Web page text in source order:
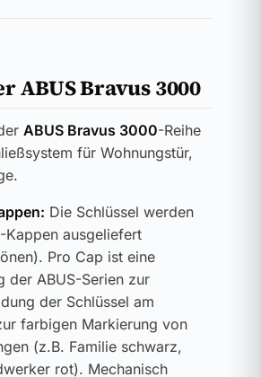
ABUS Bravus 3000
ABUS Bravus 3000-Reihe
für Wohnungstür,
Die Schlüssel werden
-Kappen ausgeliefert
Pro Cap ist eine
der ABUS-Serien zur
der Schlüssel am
farbigen Markierung von
(z.B. Familie schwarz,
rot). Mechanisch